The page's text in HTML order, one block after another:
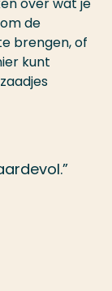
de
brengen, of
kunt